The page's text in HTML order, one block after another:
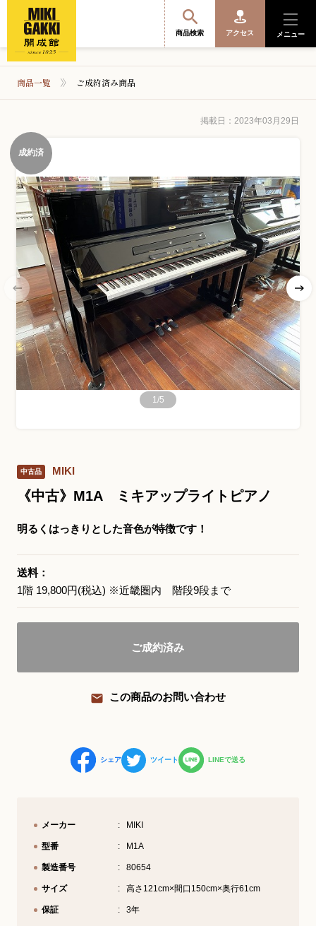
商品検索 アクセス メニュー
便利なサービス
開成館を知る
音楽教室・イベント情報
サポート・購入特典
お問い合わせ総合窓口
06-6252-0432
三木楽器 開成館
〒541-0057
大阪府大阪市中央区北久宝寺町3丁目3−4
三木楽器 開成館
商品一覧 ご成約済み商品
掲載日：2023年03月29日
成約済
1/5
中古品 MIKI
《中古》M1A ミキアップライトピアノ
明るくはっきりとした音色が特徴です！
送料：
1階 19,800円(税込) ※近畿圏内 階段9段まで
ご成約済み
この商品のお問い合わせ
シェア ツイート LINEで送る
メーカー MIKI
型番 M1A
製造番号 80654
サイズ 高さ121cm×間口150cm×奥行61cm
保証 3年